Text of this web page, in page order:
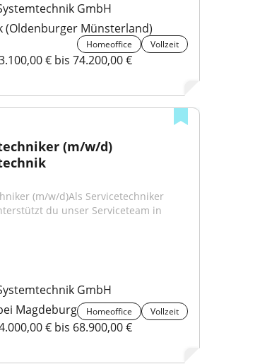
GmbH
(Oldenburger Münsterland)
Homeoffice Vollzeit
€ bis 74.200,00 €
(m/w/d)
(m/w/d)Als Servicetechniker
du unser Serviceteam in
GmbH
Magdeburg
Homeoffice Vollzeit
€ bis 68.900,00 €